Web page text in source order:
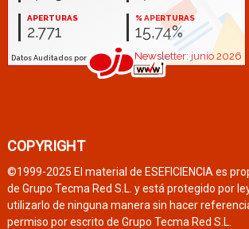
COPYRIGHT
©1999-2025 El material de ESEFICIENCIA es
de Grupo Tecma Red S.L. y está protegido por
utilizarlo de ninguna manera sin hacer
permiso por escrito de Grupo Tecma Red S.L.